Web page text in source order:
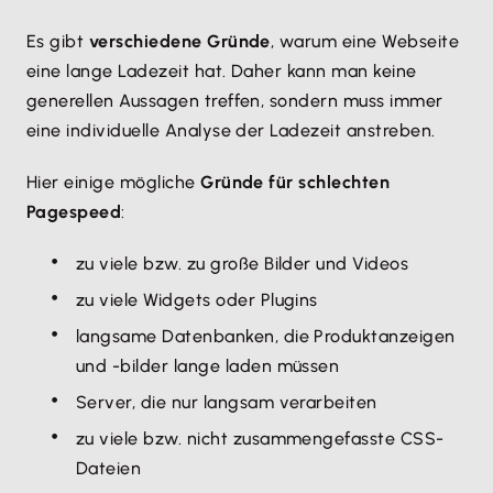
Es gibt verschiedene Gründe, warum eine Webseite
eine lange Ladezeit hat. Daher kann man keine
generellen Aussagen treffen, sondern muss immer
eine individuelle Analyse der Ladezeit anstreben.
Hier einige möglicheGründe für schlechten
Pagespeed:
zu viele bzw. zu große Bilder und Videos
zu viele Widgets oder Plugins
langsame Datenbanken, die Produktanzeigen
und -bilder lange laden müssen
Server, die nur langsam verarbeiten
zu viele bzw. nicht zusammengefasste CSS-
Dateien